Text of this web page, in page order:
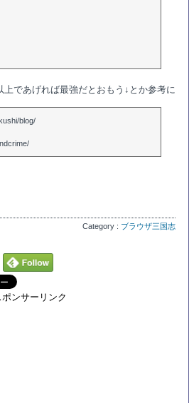
であげれば最強だとおもう↓とか参考に
blog/
Category : ブラウザ三国志
ポンサーリンク